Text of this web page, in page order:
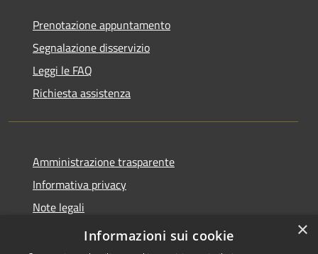
Prenotazione appuntamento
Segnalazione disservizio
Leggi le FAQ
Richiesta assistenza
Amministrazione trasparente
Informativa privacy
Note legali
Dichiarazione di accessibilità
×
Informazioni sui cookie